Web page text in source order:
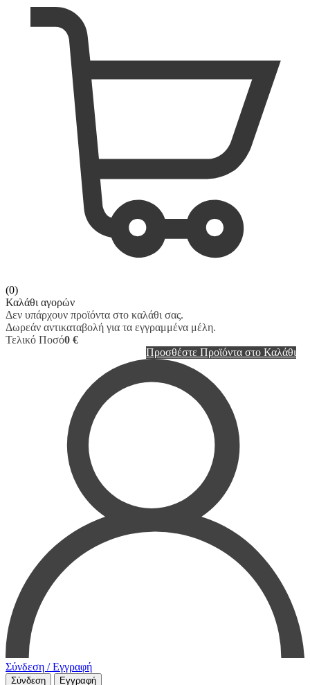
(0)
Καλάθι αγορών
Δεν υπάρχουν προϊόντα στο καλάθι σας.
Δωρεάν αντικαταβολή για τα εγγραμμένα μέλη.
Τελικό Ποσό0 €
Προσθέστε Προϊόντα στο Καλάθι
Σύνδεση / Εγγραφή
Σύνδεση Εγγραφή